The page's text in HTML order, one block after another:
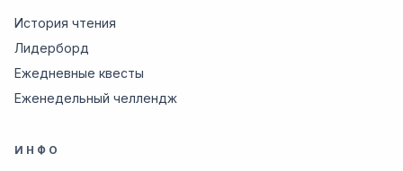
История чтения
Лидерборд
Ежедневные квесты
Еженедельный челлендж
ИНФО